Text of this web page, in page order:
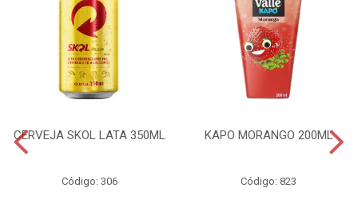
CERVEJA SKOL LATA 350ML
Código: 306
KAPO MORANGO 200ML
Código: 823